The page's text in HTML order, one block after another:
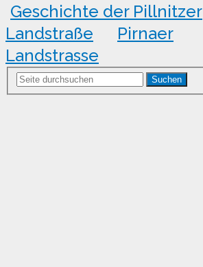
Geschichte der Pillnitzer
Landstraße
Pirnaer
Landstrasse
Suchen